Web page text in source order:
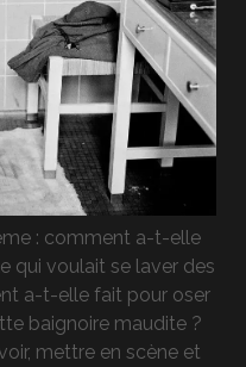
: comment a-t-elle
qui voulait se laver des
a-t-elle fait pour oser
baignoire maudite ?
mettre en scène et